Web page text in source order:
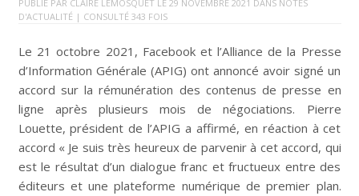
PUBLIÉ PAR CLAIRE LEMOSQUET LE 29 NOVEMBRE 2021 DANS NOTES
D'ACTUALITÉ | CONSULTÉ 343 FOIS
Le 21 octobre 2021, Facebook et l’Alliance de la Presse
d’Information Générale (APIG) ont annoncé avoir signé un
accord sur la rémunération des contenus de presse en
ligne après plusieurs mois de négociations. Pierre
Louette, président de l’APIG a affirmé, en réaction à cet
accord « Je suis très heureux de parvenir à cet accord, qui
est le résultat d’un dialogue franc et fructueux entre des
éditeurs et une plateforme numérique de premier plan.